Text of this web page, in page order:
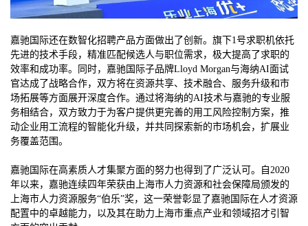
嘉驰国际还在数智化招聘产品方面做出了创新。旗下1号求职机依托
先进的技术手段，精准匹配候选人与职位需求，极大提高了求职的
效率和成功率。同时，嘉驰国际子品牌Lloyd Morgan与海纳AI面试
官达成了战略合作，双方将在资源共享、技术融合、服务升级和市
场拓展等方面展开深度合作。通过将海纳的AI技术与嘉驰的专业服
务相结合，双方致力于为客户提供更完善的用工风险控制方案，推
动企业用工流程的智能化升级，并共同探索新的市场机会，扩展业
务覆盖范围。
嘉驰国际在高素质人才集聚方面的努力也得到了广泛认可。自2020
年以来，嘉驰连续四年荣获由上海市人力资源和社会保障局颁发的
上海市人力资源服务“伯乐”奖，这一荣誉彰显了嘉驰国际在人才资源
配置中的卓越能力，以及其在助力上海市重点产业和领域招才引智